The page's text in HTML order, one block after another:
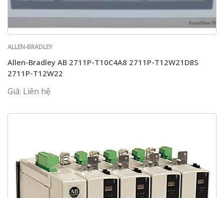
ALLEN-BRADLEY
Allen-Bradley AB 2711P-T10C4A8 2711P-T12W21D8S
2711P-T12W22
Giá: Liên hệ